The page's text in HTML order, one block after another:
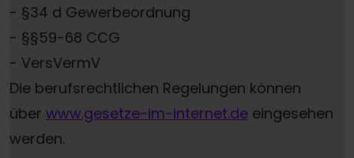
- §34 d Gewerbeordnung
- §§59-68 CCG
- VersVermV
Die berufsrechtlichen Regelungen können
über www.gesetze-im-internet.de eingesehen
werden.